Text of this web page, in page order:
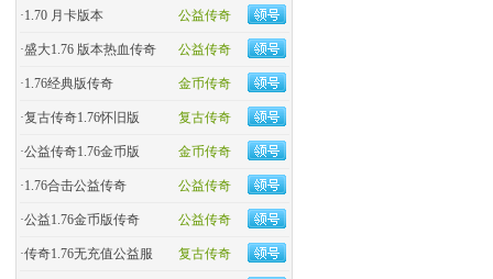
公益传奇
·1.70 月卡版本
公益传奇
·盛大1.76 版本热血传奇
金币传奇
·​1.76经典版传奇
复古传奇
·复古传奇1.76怀旧版
金币传奇
·​公益传奇1.76金币版
公益传奇
·1.76合击公益传奇
公益传奇
·公益1.76金币版传奇
复古传奇
·传奇1.76无充值公益服